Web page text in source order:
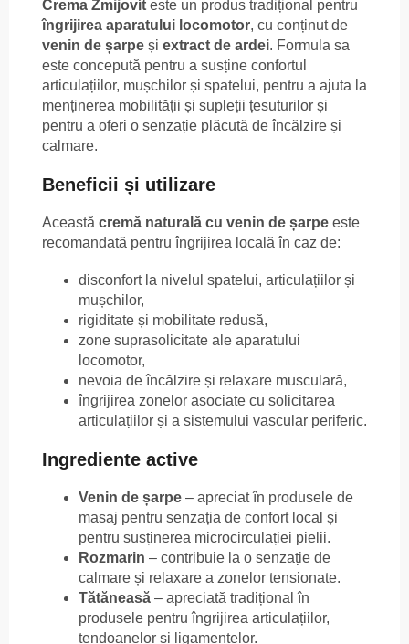
Crema Zmijovít este un produs tradițional pentru
îngrijirea aparatului locomotor, cu conținut de
venin de șarpe și extract de ardei. Formula sa
este concepută pentru a susține confortul
articulațiilor, mușchilor și spatelui, pentru a ajuta la
menținerea mobilității și supleții țesuturilor și
pentru a oferi o senzație plăcută de încălzire și
calmare.
Beneficii și utilizare
Această cremă naturală cu venin de șarpe este
recomandată pentru îngrijirea locală în caz de:
disconfort la nivelul spatelui, articulațiilor și
mușchilor,
rigiditate și mobilitate redusă,
zone suprasolicitate ale aparatului
locomotor,
nevoia de încălzire și relaxare musculară,
îngrijirea zonelor asociate cu solicitarea
articulațiilor și a sistemului vascular periferic.
Ingrediente active
Venin de șarpe – apreciat în produsele de
masaj pentru senzația de confort local și
pentru susținerea microcirculației pielii.
Rozmarin – contribuie la o senzație de
calmare și relaxare a zonelor tensionate.
Tătăneasă – apreciată tradițional în
produsele pentru îngrijirea articulațiilor,
tendoanelor și ligamentelor.